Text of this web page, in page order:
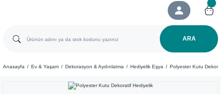
ARA
Anasayfa Ev & Yaşam Dekorasyon & Aydınlatma Hediyelik Eşya Polyester Kutu